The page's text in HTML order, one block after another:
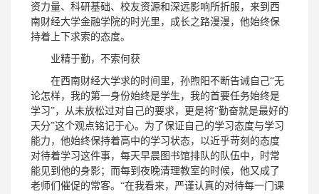
资力量、科研基础、校友资源和深远影响所折服，来到西
南财经大学金融学院的时光里，成长之路漫漫，他始终保
持着上下求索的态度。
业精于勤，不索何获
在西南财经大学求的时间里，孙煦阳不断告诫自己“无
论怎样，我的第一身份始终是学生，我的首要任务始终是
学习”，从未放松过对自己的要求，更是将“勤奋就是最好的
天分”这个观点铭记于心。为了保证自己的学习态度与学习
能力，他始终保持着高中的学习状态，以近乎苛刻的态度
对待着学习这件事，每天早晨图书馆排队的队伍中，时常
能见到他的身影；而每到夜晚清理教室的时候，他又成了
老师们催促的常客。“在我看来，严谨认真的对待每一门课